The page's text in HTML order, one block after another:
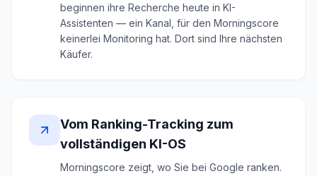
beginnen ihre Recherche heute in KI-
Assistenten — ein Kanal, für den Morningscore
keinerlei Monitoring hat. Dort sind Ihre nächsten
Käufer.
Vom Ranking-Tracking zum
vollständigen KI-OS
Morningscore zeigt, wo Sie bei Google ranken.